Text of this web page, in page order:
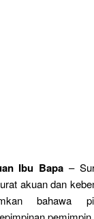
Ibu Bapa –
akuan dan
bahawa